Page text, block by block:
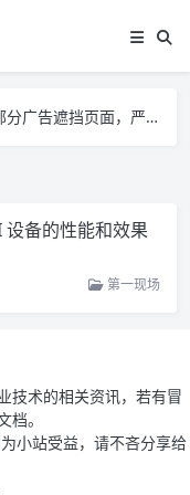
快调整完成，由此带来的不便，特意致歉！
快调整完成，由此带来的不便，特意致歉！
备的性能和效果
第一现场
技术的相关资讯，若有冒
。
小站受益，请不吝分享给